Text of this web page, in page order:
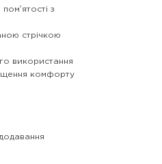
з
стрічкою
використання
комфорту